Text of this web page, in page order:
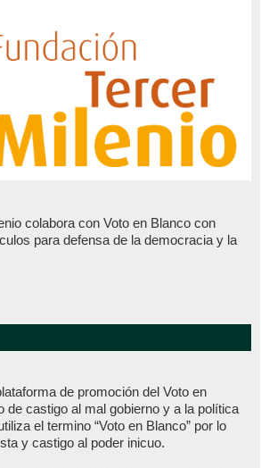
colabora con Voto en Blanco con
para defensa de la democracia y la
de promoción del Voto en
de castigo al mal gobierno y a la política
el termino “Voto en Blanco” por lo
y castigo al poder inicuo.